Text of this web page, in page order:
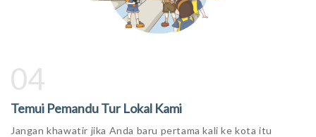
04
Temui Pemandu Tur Lokal Kami
Jangan khawatir jika Anda baru pertama kali ke kota itu